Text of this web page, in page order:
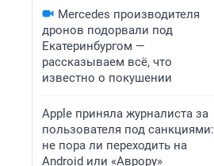
Mercedes производителя
дронов подорвали под
Екатеринбургом —
рассказываем всё, что
известно о покушении
Apple приняла журналиста за
пользователя под санкциями:
не пора ли переходить на
Android или «Аврору»